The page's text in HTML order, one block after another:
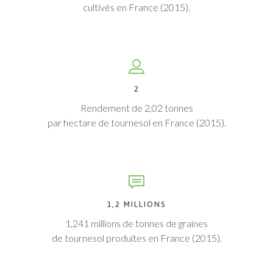
cultivés en France (2015).
2
Rendement de 2,02 tonnes
par hectare de tournesol en France (2015).
1,2 MILLIONS
1,241 millions de tonnes de graines
de tournesol produites en France (2015).